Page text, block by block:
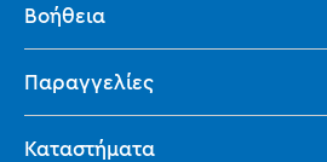
Βοήθεια
Παραγγελίες
Καταστήματα